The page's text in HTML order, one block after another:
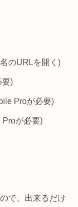
のURLを開く)
要)
Proが必要)
Proが必要)
で、出来るだけ